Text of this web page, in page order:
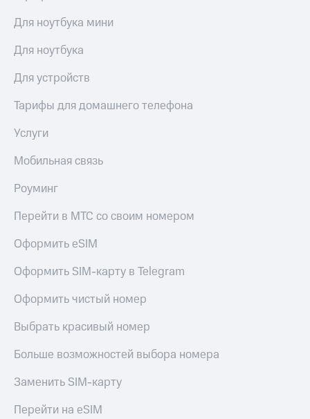
Для ноутбука мини
Для ноутбука
Для устройств
Тарифы для домашнего телефона
Услуги
Мобильная связь
Роуминг
Перейти в МТС со своим номером
Оформить eSIM
Оформить SIM-карту в Telegram
Оформить чистый номер
Выбрать красивый номер
Больше возможностей выбора номера
Заменить SIM-карту
Перейти на eSIM